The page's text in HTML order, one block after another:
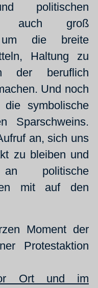
politischen
auch groß
um die breite
Haltung zu
der beruflich
Und noch
symbolische
Sparschweins.
an, sich uns
zu bleiben und
politische
mit auf den
Moment der
Protestaktion
Ort und im